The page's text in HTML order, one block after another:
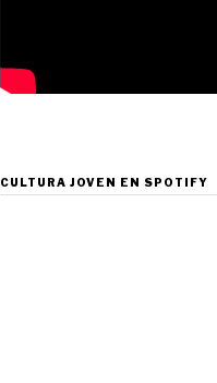
CULTURA JOVEN EN SPOTIFY